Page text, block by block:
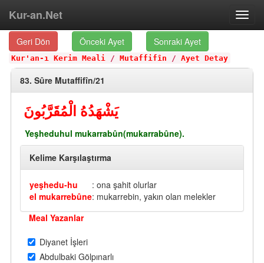
Kur-an.Net
Geri Dön Önceki Ayet Sonraki Ayet
Kur'an-ı Kerim Meali / Mutaffifîn / Ayet Detay
83. Sûre Mutaffifîn/21
يَشْهَدُهُ الْمُقَرَّبُونَ
Yeşheduhul mukarrabûn(mukarrabûne).
Kelime Karşılaştırma
yeşhedu-hu
: ona şahit olurlar
el mukarrebûne: mukarrebin, yakın olan melekler
Meal Yazanlar
Diyanet İşleri
Abdulbaki Gölpınarlı